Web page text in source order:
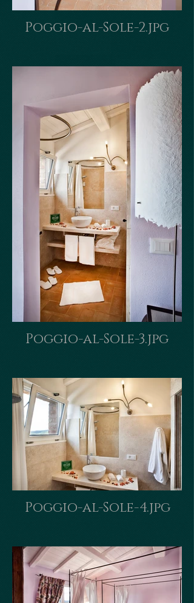
Poggio-al-Sole-2.jpg
Poggio-al-Sole-3.jpg
Poggio-al-Sole-4.jpg